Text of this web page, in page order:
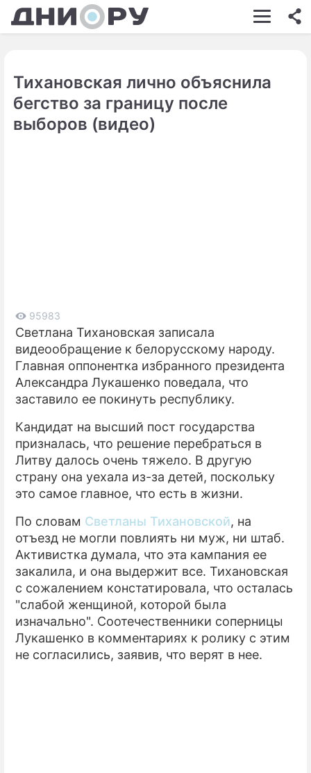
ШОУ-БИЗНЕС
КИНО
ПРЕСС-РЕЛИЗЫ
О ПРОЕКТЕ
Тихановская лично объяснила
бегство за границу после
выборов (видео)
95983
Светлана Тихановская записала
видеообращение к белорусскому народу.
Главная оппонентка избранного президента
Александра Лукашенко поведала, что
заставило ее покинуть республику.
Кандидат на высший пост государства
призналась, что решение перебраться в
Литву далось очень тяжело. В другую
страну она уехала из-за детей, поскольку
это самое главное, что есть в жизни.
По словам Светланы Тихановской, на
отъезд не могли повлиять ни муж, ни штаб.
Активистка думала, что эта кампания ее
закалила, и она выдержит все. Тихановская
с сожалением констатировала, что осталась
"слабой женщиной, которой была
изначально". Соотечественники соперницы
Лукашенко в комментариях к ролику с этим
не согласились, заявив, что верят в нее.